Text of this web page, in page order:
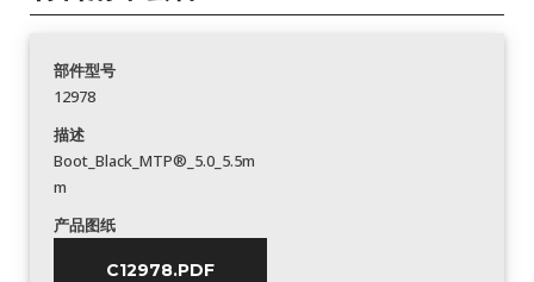
部件型号
12978
描述
Boot_Black_MTP®_5.0_5.5m
m
产品图纸
C12978.PDF